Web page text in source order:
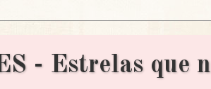
- Estrelas que